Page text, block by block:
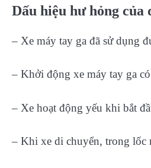
Dấu hiệu hư hỏng của
– Xe máy tay ga đã sử dụng
– Khởi động xe máy tay ga
– Xe hoạt động yếu khi bắt
– Khi xe di chuyển, trong lốc